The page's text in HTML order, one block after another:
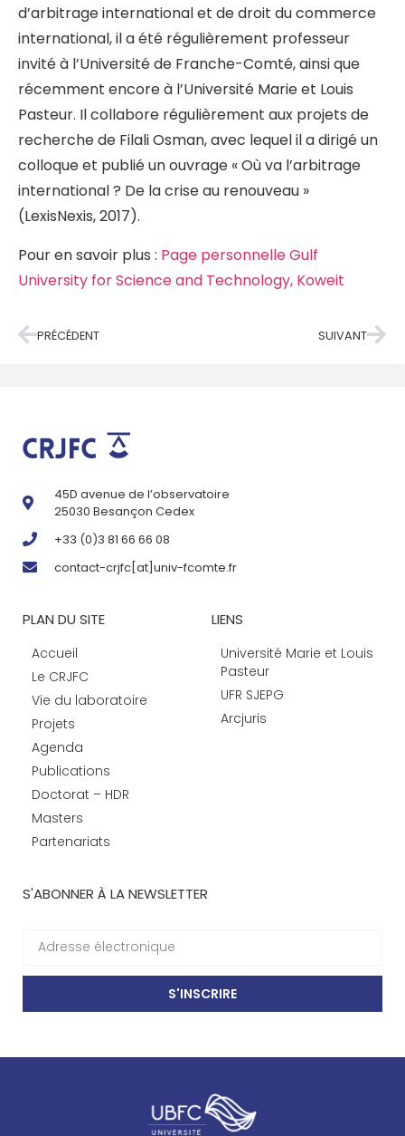
d’arbitrage international et de droit du commerce
international, il a été régulièrement professeur
invité à l’Université de Franche-Comté, ainsi que
récemment encore à l’Université Marie et Louis
Pasteur. Il collabore régulièrement aux projets de
recherche de Filali Osman, avec lequel il a dirigé un
colloque et publié un ouvrage « Où va l’arbitrage
international ? De la crise au renouveau »
(LexisNexis, 2017).
Pour en savoir plus : Page personnelle Gulf
University for Science and Technology, Koweit
PRÉCÉDENT SUIVANT
45D avenue de l’observatoire
25030 Besançon Cedex
+33 (0)3 81 66 66 08
contact-crjfc[at]univ-fcomte.fr
PLAN DU SITE
Accueil
Le CRJFC
Vie du laboratoire
Projets
Agenda
Publications
Doctorat – HDR
Masters
Partenariats
LIENS
Université Marie et Louis
Pasteur
UFR SJEPG
Arcjuris
S'ABONNER À LA NEWSLETTER
S'INSCRIRE